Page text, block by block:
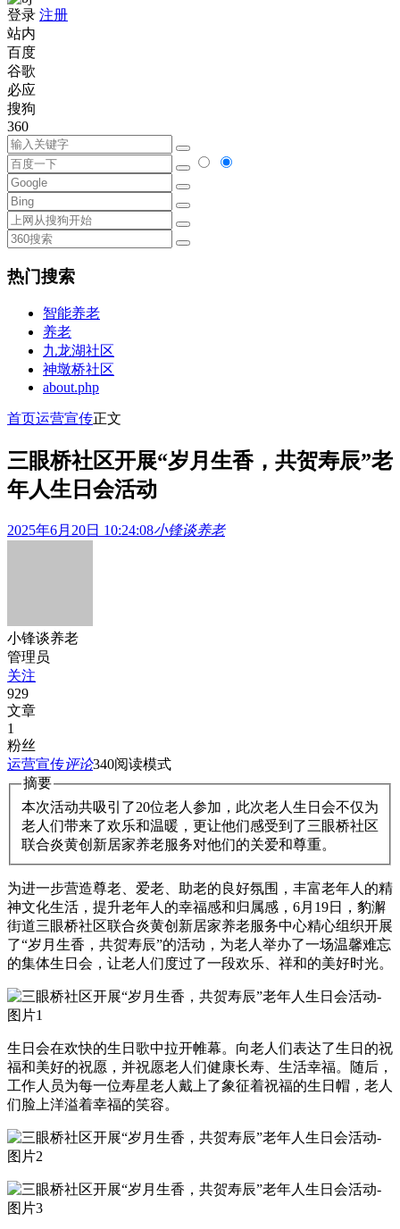
登录 注册
站内
百度
谷歌
必应
搜狗
360
热门搜索
智能养老
养老
九龙湖社区
神墩桥社区
about.php
首页运营宣传正文
三眼桥社区开展“岁月生香，共贺寿辰”老
年人生日会活动
2025年6月20日 10:24:08小锋谈养老
小锋谈养老
管理员
关注
929
文章
1
粉丝
运营宣传评论340阅读模式
摘要
本次活动共吸引了20位老人参加，此次老人生日会不仅为
老人们带来了欢乐和温暖，更让他们感受到了三眼桥社区
联合炎黄创新居家养老服务对他们的关爱和尊重。
为进一步营造尊老、爱老、助老的良好氛围，丰富老年人的精
神文化生活，提升老年人的幸福感和归属感，6月19日，豹澥
街道三眼桥社区联合炎黄创新居家养老服务中心精心组织开展
了“岁月生香，共贺寿辰”的活动，为老人举办了一场温馨难忘
的集体生日会，让老人们度过了一段欢乐、祥和的美好时光。
生日会在欢快的生日歌中拉开帷幕。向老人们表达了生日的祝
福和美好的祝愿，并祝愿老人们健康长寿、生活幸福。随后，
工作人员为每一位寿星老人戴上了象征着祝福的生日帽，老人
们脸上洋溢着幸福的笑容。